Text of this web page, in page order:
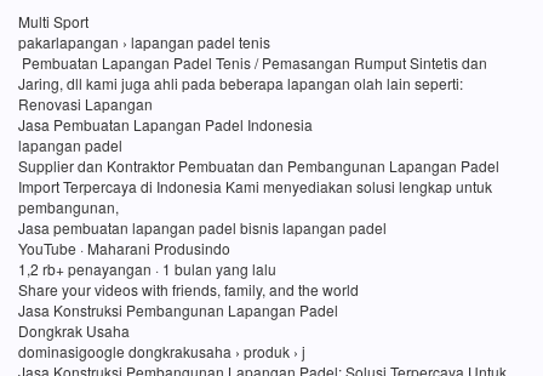
Multi Sport
pakarlapangan › lapangan padel tenis
Pembuatan Lapangan Padel Tenis / Pemasangan Rumput Sintetis dan
Jaring, dll kami juga ahli pada beberapa lapangan olah lain seperti:
Renovasi Lapangan
Jasa Pembuatan Lapangan Padel Indonesia
lapangan padel
Supplier dan Kontraktor Pembuatan dan Pembangunan Lapangan Padel
Import Terpercaya di Indonesia Kami menyediakan solusi lengkap untuk
pembangunan,
Jasa pembuatan lapangan padel bisnis lapangan padel
YouTube · Maharani Produsindo
1,2 rb+ penayangan · 1 bulan yang lalu
Share your videos with friends, family, and the world
Jasa Konstruksi Pembangunan Lapangan Padel
Dongkrak Usaha
dominasigoogle dongkrakusaha › produk › j
Jasa Konstruksi Pembangunan Lapangan Padel: Solusi Terpercaya Untuk